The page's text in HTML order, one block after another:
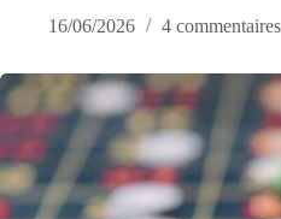
16/06/2026
4 commentaires